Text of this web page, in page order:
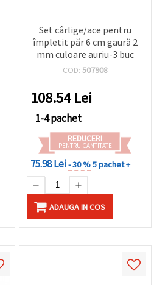
Set cârlige/ace pentru
împletit păr 6 cm gaură 2
mm culoare auriu-3 buc
COD: 507908
108.54Lei
1-4 pachet
REDUCERI
PENTRU CANTITATE
75.98 Lei- 30 %5 pachet +
ADAUGA IN COS